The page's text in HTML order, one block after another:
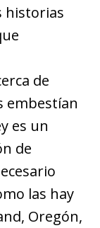
historias
de
embestían
es un
de
las hay
Oregón,